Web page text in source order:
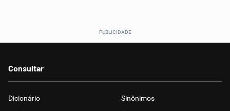
Consultar
Dicionário Sinônimos